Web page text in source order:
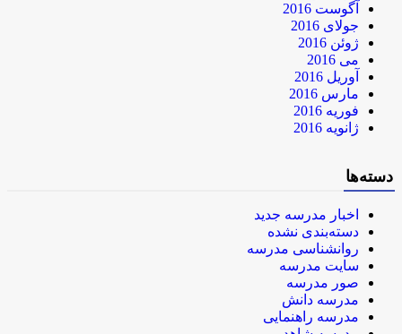
آگوست 2016
جولای 2016
ژوئن 2016
می 2016
آوریل 2016
مارس 2016
فوریه 2016
ژانویه 2016
دسته‌ها
اخبار مدرسه جدید
دسته‌بندی نشده
روانشناسی مدرسه
سایت مدرسه
صور مدرسه
مدرسه دانش
مدرسه راهنمایی